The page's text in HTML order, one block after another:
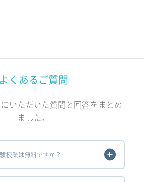
よくあるご質問
いただいた質問と回答をまとめ
ました。
授業は無料ですか？